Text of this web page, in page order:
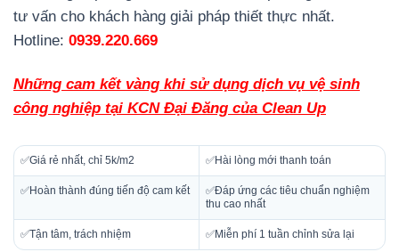
tư vấn cho khách hàng giải pháp thiết thực nhất.
Hotline: 0939.220.669
Những cam kết vàng khi sử dụng dịch vụ vệ sinh
công nghiệp tại KCN Đại Đăng của Clean Up
✅Giá rẻ nhất, chỉ 5k/m2 ✅Hài lòng mới thanh toán
✅Hoàn thành đúng tiến độ cam kết
✅Đáp ứng các tiêu chuẩn nghiệm
thu cao nhất
✅Tận tâm, trách nhiệm ✅Miễn phí 1 tuần chỉnh sửa lại